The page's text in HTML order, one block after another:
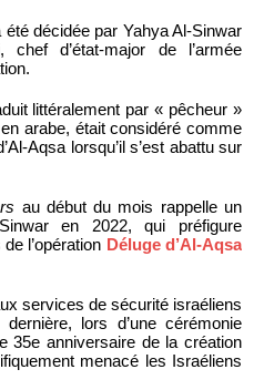
décidée par Yahya Al-Sinwar
d’état-major de l’armée
littéralement par « pêcheur »
arabe, était considéré comme
Aqsa lorsqu’il s’est abattu sur
au début du mois rappelle un
en 2022, qui préfigure
l’opération Déluge d’Al-Aqsa
services de sécurité israéliens
lors d’une cérémonie
35e anniversaire de la création
menacé les Israéliens